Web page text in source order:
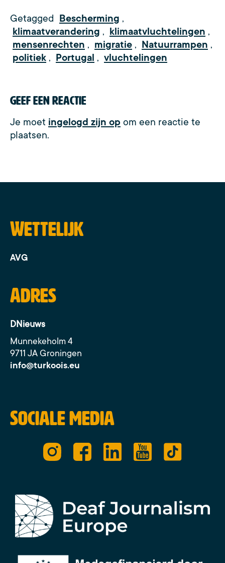
Getagged Bescherming ,
klimaatverandering , klimaatvluchtelingen ,
mensenrechten , migratie , Natuurrampen ,
politiek , Portugal , vluchtelingen
Geef een reactie
Je moet ingelogd zijn op om een reactie te
plaatsen.
Wettelijk
AVG
Adres
DNieuws
Munnekeholm 4
9711 JA Groningen
info@turkoois.eu
Sociale media